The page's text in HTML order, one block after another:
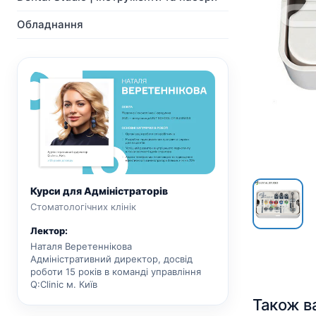
Ортопедія
CAD/CAM
Показати всі
Ортопедія
Система Мульти-Юніт
Хірургічні свердла
Показати всі
Обладнання
Курси для Адміністраторів
Стоматологічних клінік
Лектор:
Наталя Веретеннікова
Адміністративний директор, досвід
роботи 15 років в команді управління
Q:Clinic м. Київ
Також